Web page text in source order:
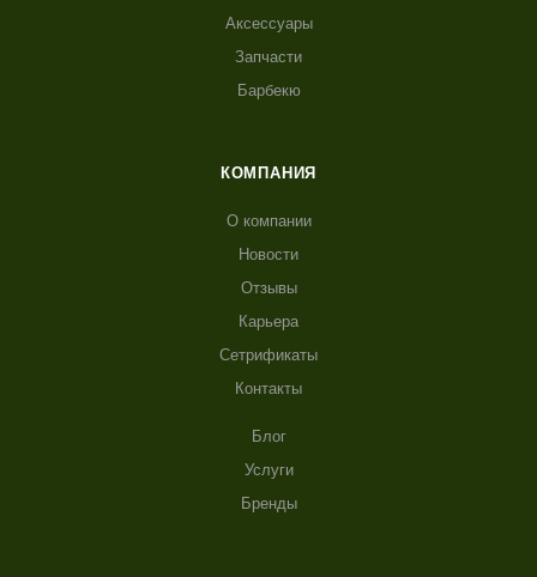
Аксессуары
Запчасти
Барбекю
КОМПАНИЯ
О компании
Новости
Отзывы
Карьера
Сетрификаты
Контакты
Блог
Услуги
Бренды